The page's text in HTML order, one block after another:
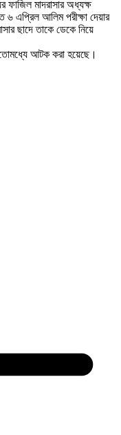
ফাজিল মাদরাসার অধ্যক্ষ
৬ এপ্রিল আলিম পরীক্ষা দেয়ার
ছাদে তাকে ডেকে নিয়ে
আটক করা হয়েছে।